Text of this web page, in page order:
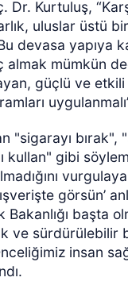
Dr. Kurtuluş,
uluslar üstü
devasa yapıya
almak mümkün
güçlü ve
"sigarayı bırak",
kullan" gibi
görsün’
Bakanlığı başta
ve sürdürülebilir
insan